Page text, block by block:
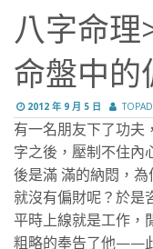
八字命
命盤中的
2012 年 9 月 5 日
有一名朋友下了功夫
字之後，壓制不住內
後是滿 滿的納悶，
就沒有偏財呢？於是
平時上線就是工作，
粗略的奉告了他——